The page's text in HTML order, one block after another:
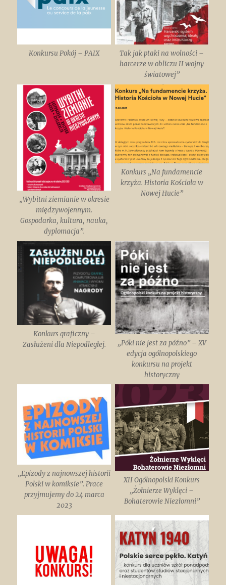
Konkursu Pokój – PAIX
Tak jak ptaki na wolności –
harcerze w obliczu II wojny
światowej”
„Wybitni ziemianie w okresie
międzywojennym.
Gospodarka, kultura, nauka,
dyplomacja”.
Konkurs „Na fundamencie
krzyża. Historia Kościoła w
Nowej Hucie”
Konkurs graficzny –
Zasłużeni dla Niepodległej.
„Póki nie jest za późno” – XV
edycja ogólnopolskiego
konkursu na projekt
historyczny
„Epizody z najnowszej historii
Polski w komiksie”. Prace
przyjmujemy do 24 marca
2023
XII Ogólnopolski Konkurs
„Żołnierze Wyklęci –
Bohaterowie Niezłomni”